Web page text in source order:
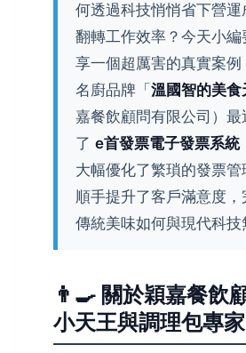
何透過科技悄悄省下營運
翻轉工作效率？今天小編
享一個超厲害的真實案
名廚品牌「 溫國智的美食
嘉餐飲顧問有限公司）最
了 e首發票電子發票系統
大幅優化了繁瑣的發票管
順手提升了客戶滿意度，
傳統美味如何與現代科技
👨‍🍳 關於穎嘉餐飲
小天王與調理包專家